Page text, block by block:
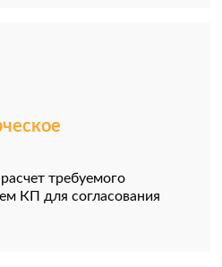
требуемого
КП для согласования